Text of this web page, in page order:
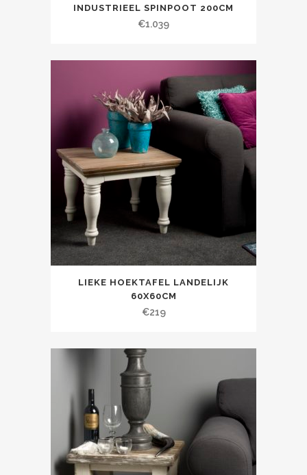
INDUSTRIEEL SPINPOOT 200CM
€1.039
LIEKE HOEKTAFEL LANDELIJK
60X60CM
€219